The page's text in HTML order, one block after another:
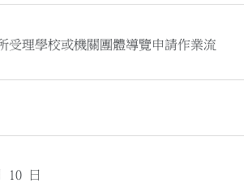
受理學校或機關團體導覽申請作業流
10 日